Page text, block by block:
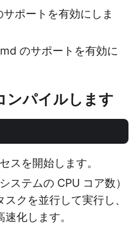
ポートを有効にしま
のサポートを有効に
ンパイルします
スを開始します。
システムの CPU コア数）
クを並行して実行し、
化します。